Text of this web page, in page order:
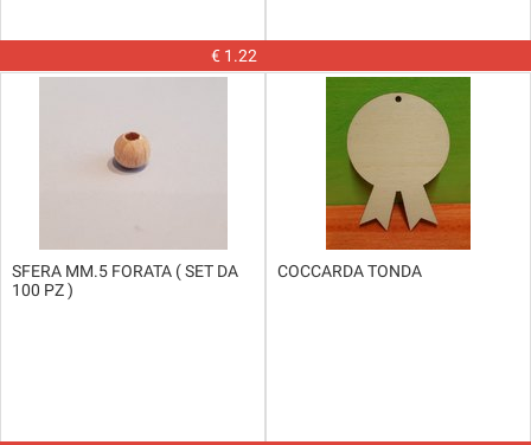
€ 1.22
SFERA MM.5 FORATA ( SET DA
100 PZ )
COCCARDA TONDA